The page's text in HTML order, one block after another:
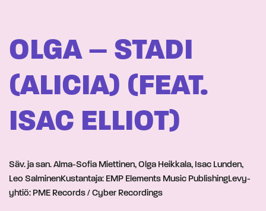
OLGA – STADI
(ALICIA) (FEAT.
ISAC ELLIOT)
Säv. ja san. Alma-Sofia Miettinen, Olga Heikkala, Isac Lunden,
Leo SalminenKustantaja: EMP Elements Music PublishingLevy-
yhtiö: PME Records / Cyber Recordings